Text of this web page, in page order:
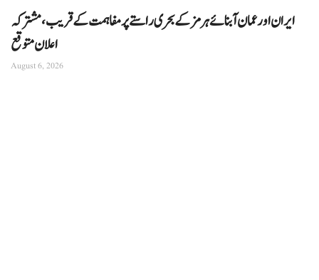
ایران اور عمان آبنائے ہرمز کے بحری راستے پر مفاہمت کے قریب، مشترکہ
اعلان متوقع
August 6, 2026